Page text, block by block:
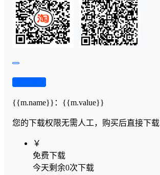
{{m.name}} ： {{m.value}}
您的下载权限无需人工，购买后直接下载
￥
免费下载
今天剩余0次下载